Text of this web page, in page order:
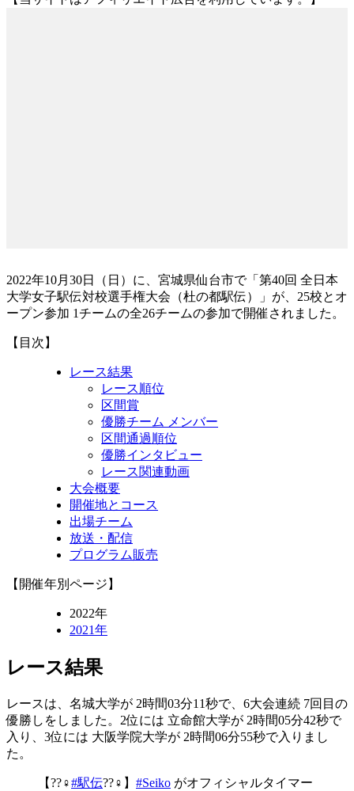
2022年10月30日（日）に、宮城県仙台市で「第40回 全日本
大学女子駅伝対校選手権大会（杜の都駅伝）」が、25校とオ
ープン参加 1チームの全26チームの参加で開催されました。
【目次】
レース結果
レース順位
区間賞
優勝チーム メンバー
区間通過順位
優勝インタビュー
レース関連動画
大会概要
開催地とコース
出場チーム
放送・配信
プログラム販売
【開催年別ページ】
2022年
2021年
レース結果
レースは、名城大学が 2時間03分11秒で、6大会連続 7回目の
優勝しをしました。2位には 立命館大学が 2時間05分42秒で
入り、3位には 大阪学院大学が 2時間06分55秒で入りまし
た。
【??‍♀️#駅伝??‍♀️】 #Seiko がオフィシャルタイマー